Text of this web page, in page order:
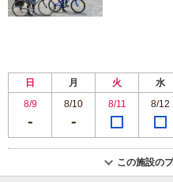
日 月 火 水
8/9
8/10 8/11 8/12
この施設の